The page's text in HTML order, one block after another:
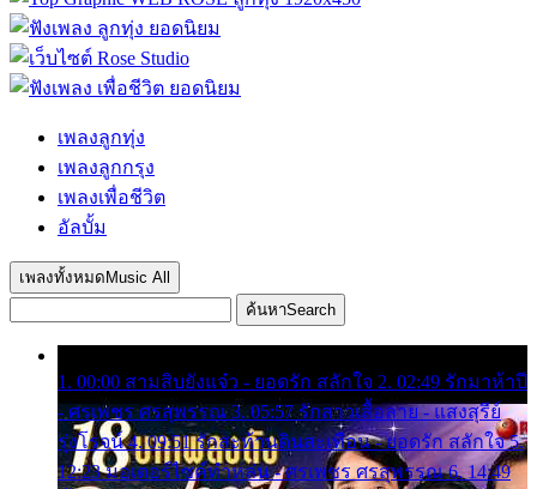
เพลงลูกทุ่ง
เพลงลูกกรุง
เพลงเพื่อชีวิต
อัลบั้ม
เพลงทั้งหมด Music All
ค้นหาSearch
1. 00:00 สามสิบยังแจ๋ว - ยอดรัก สลักใจ 2. 02:49 รักมาห้าปี
- ศรเพชร ศรสุพรรณ 3. 05:57 รักสาวเสื้อลาย - แสงสุรีย์
รุ่งโรจน์ 4. 09:51 รักสะท้านดินสะเทือน - ยอดรัก สลักใจ 5.
12:23 มอเตอร์ไซค์ทำหล่น - ศรเพชร ศรสุพรรณ 6. 14:49